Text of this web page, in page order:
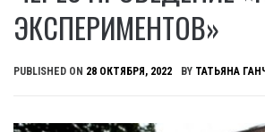
ЭКСПЕРИМЕНТОВ»
PUBLISHED ON 28 ОКТЯБРЯ, 2022 BY ТАТЬЯНА